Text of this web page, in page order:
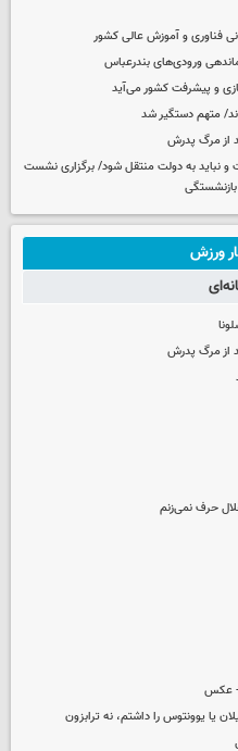
فناوری و آموزش عالی کشور
ورودی‌های بندرعباس
و پیشرفت کشور می‌آید
متهم دستگیر شد
از مرگ پدرش
و نباید به دولت منتقل شود/ برگزاری نشست
ورزش
از مرگ پدرش
حرف نمی‌زنم
+ عکس
یا یوونتوس را داشتم، نه ترابزون